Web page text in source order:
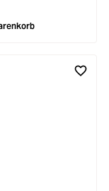
von 4.7 von 5